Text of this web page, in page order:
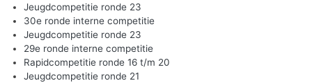
Jeugdcompetitie ronde 23
30e ronde interne competitie
Jeugdcompetitie ronde 23
29e ronde interne competitie
Rapidcompetitie ronde 16 t/m 20
Jeugdcompetitie ronde 21